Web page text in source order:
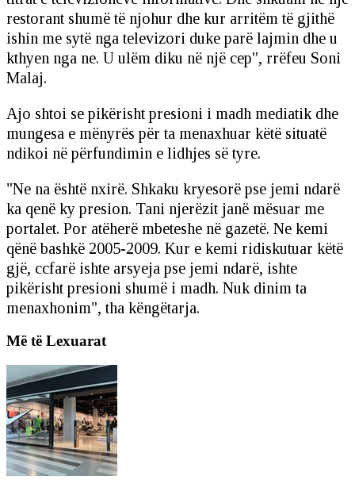
restorant shumë të njohur dhe kur arritëm të gjithë
ishin me sytë nga televizori duke parë lajmin dhe u
kthyen nga ne. U ulëm diku në një cep", rrëfeu Soni
Malaj.
Ajo shtoi se pikërisht presioni i madh mediatik dhe
mungesa e mënyrës për ta menaxhuar këtë situatë
ndikoi në përfundimin e lidhjes së tyre.
"Ne na është nxirë. Shkaku kryesorë pse jemi ndarë
ka qenë ky presion. Tani njerëzit janë mësuar me
portalet. Por atëherë mbeteshe në gazetë. Ne kemi
qënë bashkë 2005-2009. Kur e kemi ridiskutuar këtë
gjë, ccfarë ishte arsyeja pse jemi ndarë, ishte
pikërisht presioni shumë i madh. Nuk dinim ta
menaxhonim", tha këngëtarja.
Më të Lexuarat